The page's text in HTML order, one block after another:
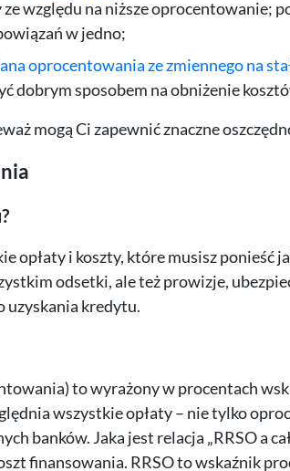
względu na niższe oprocentowanie;
w jedno;
oprocentowania ze zmiennego na
dobrym sposobem na obniżenie
mogą Ci zapewnić znaczne
opłaty i koszty, które musisz ponieść
odsetki, ale też prowizje,
uzyskania kredytu.
to wyrażony w procentach
wszystkie opłaty – nie tylko
banków. Jaka jest relacja „RRSO a
finansowania. RRSO to wskaźnik